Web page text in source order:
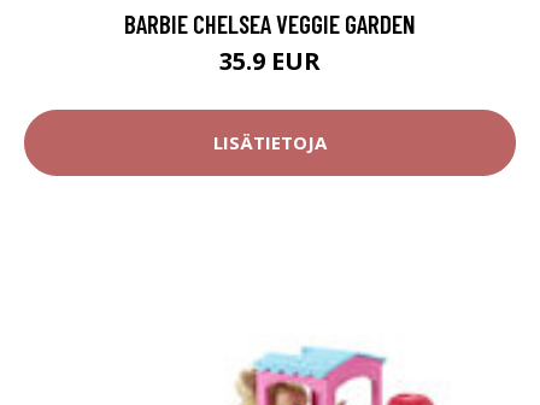
BARBIE CHELSEA VEGGIE GARDEN
35.9 EUR
LISÄTIETOJA